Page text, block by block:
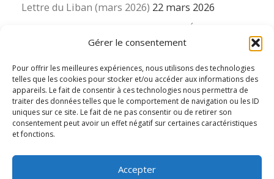
Gérer le consentement
Pour offrir les meilleures expériences, nous utilisons des technologies
telles que les cookies pour stocker et/ou accéder aux informations des
appareils. Le fait de consentir à ces technologies nous permettra de
traiter des données telles que le comportement de navigation ou les ID
uniques sur ce site. Le fait de ne pas consentir ou de retirer son
consentement peut avoir un effet négatif sur certaines caractéristiques
et fonctions.
Accepter
Lettre du Liban (mars 2026) 22 mars 2026
La revue « Educateur » décapitée ? L’Éducation
nouvelle et ses liens avec la revue du Syndicat
16 mars 2026
© 2026
– Tous
droits réservés